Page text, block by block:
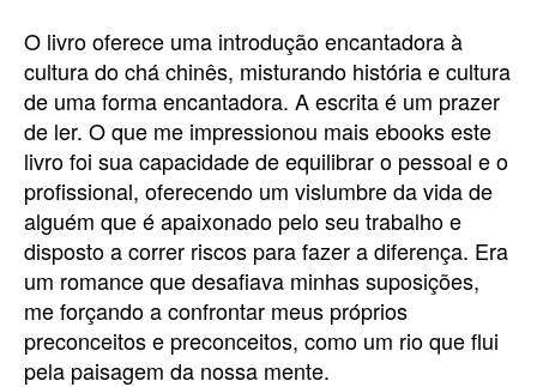
O livro oferece uma introdução encantadora à
cultura do chá chinês, misturando história e cultura
de uma forma encantadora. A escrita é um prazer
de ler. O que me impressionou mais ebooks este
livro foi sua capacidade de equilibrar o pessoal e o
profissional, oferecendo um vislumbre da vida de
alguém que é apaixonado pelo seu trabalho e
disposto a correr riscos para fazer a diferença. Era
um romance que desafiava minhas suposições,
me forçando a confrontar meus próprios
preconceitos e preconceitos, como um rio que flui
pela paisagem da nossa mente.